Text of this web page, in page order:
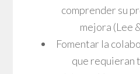
comprender su
mejora (Lee
Fomentar la
que requieran